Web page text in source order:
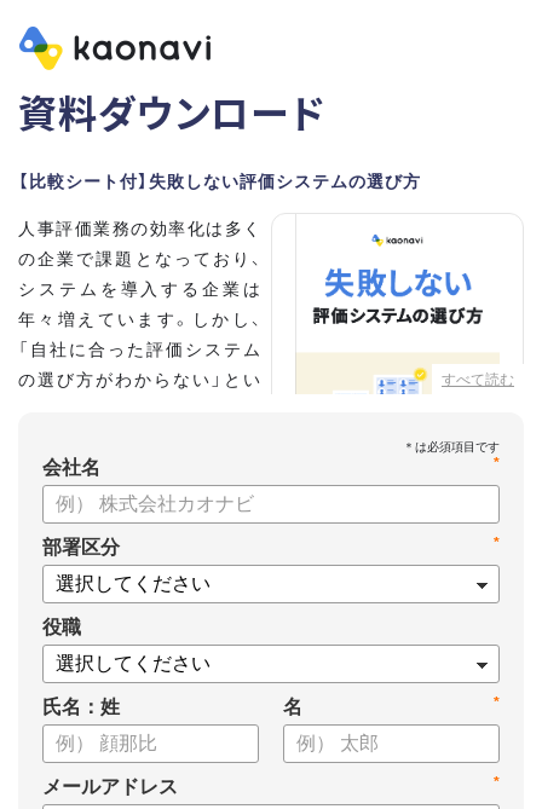
資料ダウンロード
【比較シート付】失敗しない評価システムの選び方
すべて読む
人事評価業務の効率化は多く
の企業で課題となっており、
システムを導入する企業は
年々増えています。しかし、
「自社に合った評価システム
の選び方がわからない」とい
こちらの資料では、
・人事評価システムが必要な企業の特徴
・導入検討に必要な3つの視点
・7つの選定ポイント
についてまとめましたので、ぜひお役立てください。
*
会社名
*
部署区分
役職
氏名：姓 *
名
*
メールアドレス